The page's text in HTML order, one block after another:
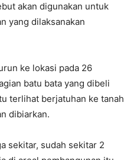
akan digunakan untuk
yang dilaksanakan
ke lokasi pada 26
batu bata yang dibeli
terlihat berjatuhan ke tanah
dibiarkan.
sekitar, sudah sekitar 2